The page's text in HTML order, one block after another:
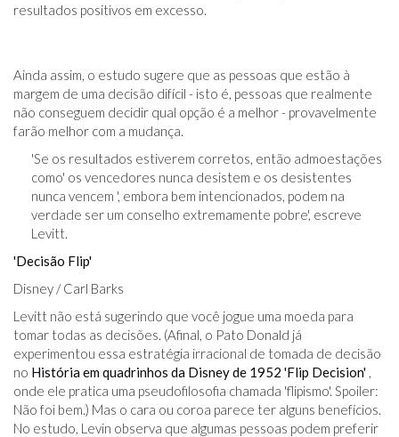
resultados positivos em excesso.
Ainda assim, o estudo sugere que as pessoas que estão à
margem de uma decisão difícil - isto é, pessoas que realmente
não conseguem decidir qual opção é a melhor - provavelmente
farão melhor com a mudança.
'Se os resultados estiverem corretos, então admoestações
como' os vencedores nunca desistem e os desistentes
nunca vencem ', embora bem intencionados, podem na
verdade ser um conselho extremamente pobre', escreve
Levitt.
'Decisão Flip'
Disney / Carl Barks
Levitt não está sugerindo que você jogue uma moeda para
tomar todas as decisões. (Afinal, o Pato Donald já
experimentou essa estratégia irracional de tomada de decisão
no História em quadrinhos da Disney de 1952 'Flip Decision'
onde ele pratica uma pseudofilosofia chamada 'flipismo'. Spoiler:
Não foi bem.) Mas o cara ou coroa parece ter alguns benefícios.
No estudo, Levin observa que algumas pessoas podem preferir